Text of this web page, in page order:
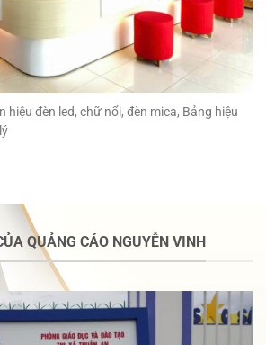
hiệu đèn led, chữ nổi, đèn mica, Bảng hiệu
QUẢNG CÁO NGUYỄN VINH